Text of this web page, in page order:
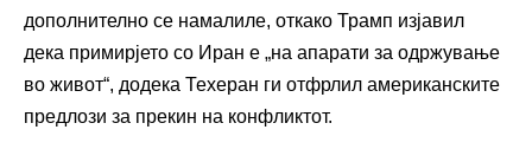
дополнително се намалиле, откако Трамп изјавил
дека примирјето со Иран е „на апарати за одржување
во живот“, додека Техеран ги отфрлил американските
предлози за прекин на конфликтот.